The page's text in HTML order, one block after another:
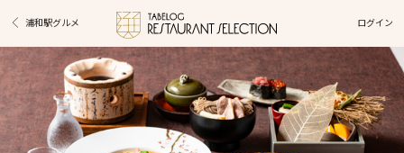
浦和駅グルメ ログイン